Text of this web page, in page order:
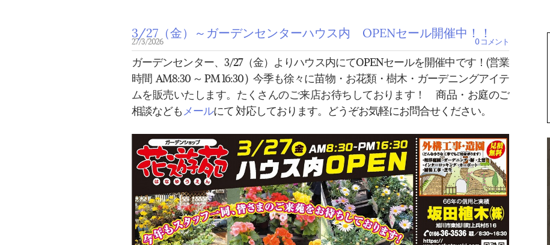
3/27（金）～ガーデンセンターハウス内 OPENセール開催中！！
27/3/2026 0 コメント
ガーデンセンター、3/27（金）よりハウス内にてOPENセールを開催中です！(営業
時間 AM8:30 ～ PM 16:30 ) 今季も徐々に苗物・お花類・樹木・ガーデニングアイテ
ムを販売いたします。たくさんのご来店お待ちしております！商品・お庭のご
相談などもメールにて 対応しております。どうぞお気軽にお問合せください。